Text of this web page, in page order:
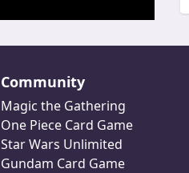
Community
Magic the Gathering
One Piece Card Game
Star Wars Unlimited
Gundam Card Game